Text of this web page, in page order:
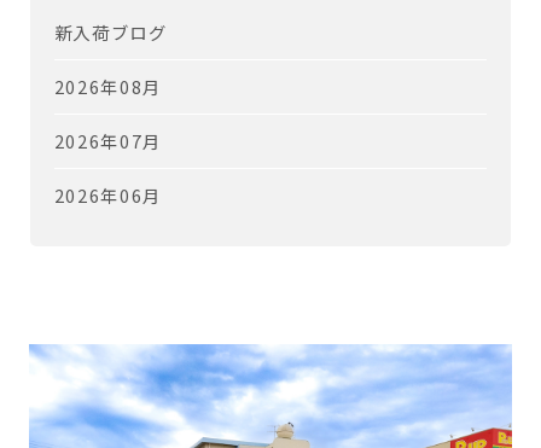
新入荷ブログ
2026年08月
2026年07月
2026年06月